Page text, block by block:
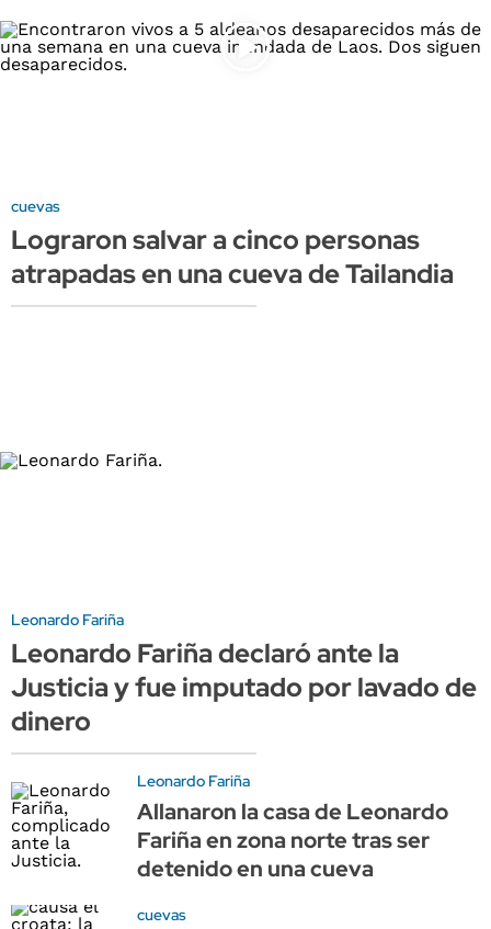
cuevas
Lograron salvar a cinco personas
atrapadas en una cueva de Tailandia
Leonardo Fariña
Leonardo Fariña declaró ante la
Justicia y fue imputado por lavado de
dinero
Leonardo Fariña
Allanaron la casa de Leonardo
Fariña en zona norte tras ser
detenido en una cueva
cuevas